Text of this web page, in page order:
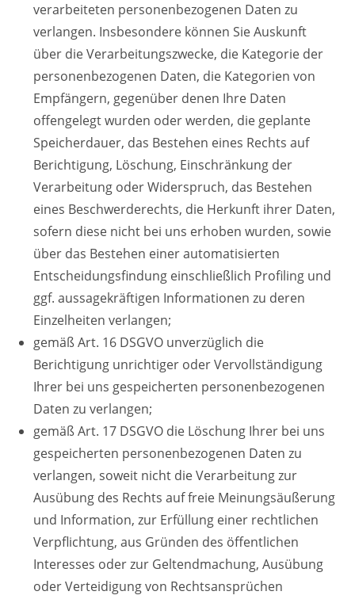
verarbeiteten personenbezogenen Daten zu
verlangen. Insbesondere können Sie Auskunft
über die Verarbeitungszwecke, die Kategorie der
personenbezogenen Daten, die Kategorien von
Empfängern, gegenüber denen Ihre Daten
offengelegt wurden oder werden, die geplante
Speicherdauer, das Bestehen eines Rechts auf
Berichtigung, Löschung, Einschränkung der
Verarbeitung oder Widerspruch, das Bestehen
eines Beschwerderechts, die Herkunft ihrer Daten,
sofern diese nicht bei uns erhoben wurden, sowie
über das Bestehen einer automatisierten
Entscheidungsfindung einschließlich Profiling und
ggf. aussagekräftigen Informationen zu deren
Einzelheiten verlangen;
gemäß Art. 16 DSGVO unverzüglich die
Berichtigung unrichtiger oder Vervollständigung
Ihrer bei uns gespeicherten personenbezogenen
Daten zu verlangen;
gemäß Art. 17 DSGVO die Löschung Ihrer bei uns
gespeicherten personenbezogenen Daten zu
verlangen, soweit nicht die Verarbeitung zur
Ausübung des Rechts auf freie Meinungsäußerung
und Information, zur Erfüllung einer rechtlichen
Verpflichtung, aus Gründen des öffentlichen
Interesses oder zur Geltendmachung, Ausübung
oder Verteidigung von Rechtsansprüchen